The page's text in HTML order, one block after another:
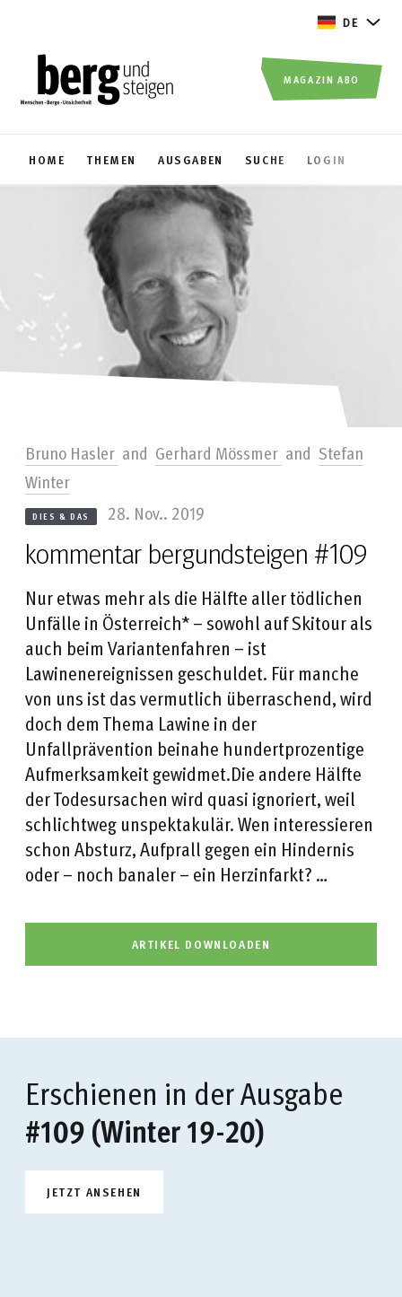
DE
HOME THEMEN AUSGABEN SUCHE LOGIN
MAGAZIN ABO
kommentar bergundsteigen #109
DIES & DAS 28. Nov.. 2019
Bruno Hasler and Gerhard Mössmer and Stefan
Winter
Nur etwas mehr als die Hälfte aller tödlichen
Unfälle in Österreich* – sowohl auf Skitour als
auch beim Variantenfahren – ist
Lawinenereignissen geschuldet. Für manche
von uns ist das vermutlich überraschend, wird
doch dem Thema Lawine in der
Unfallprävention beinahe hundertprozentige
Aufmerksamkeit gewidmet.Die andere Hälfte
der Todesursachen wird quasi ignoriert, weil
schlichtweg unspektakulär. Wen interessieren
schon Absturz, Aufprall gegen ein Hindernis
oder – noch banaler – ein Herzinfarkt? …
ARTIKEL DOWNLOADEN
Erschienen in der Ausgabe
#109 (Winter 19-20)
JETZT ANSEHEN